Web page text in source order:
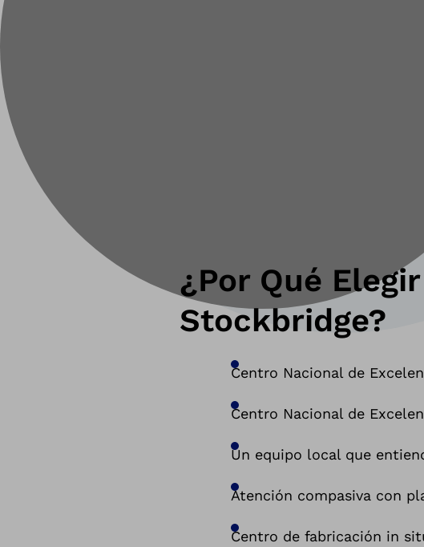
¿Por Qué
Stockbridge?
Centro Nacional de
Centro Nacional de
Un equipo local que
Atención compasiva con
Centro de fabricación in